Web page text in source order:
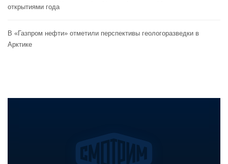
открытиями года
В «Газпром нефти» отметили перспективы геологоразведки в
Арктике